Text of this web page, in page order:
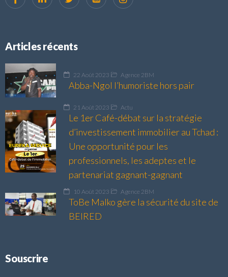
Articles récents
22 Août 2023 Agence 2BM
Abba-Ngol l’humoriste hors pair
21 Août 2023 Actu
Le 1er Café-débat sur la stratégie
d’investissement immobilier au Tchad :
Une opportunité pour les
professionnels, les adeptes et le
partenariat gagnant-gagnant
10 Août 2023 Agence 2BM
ToBe Malko gère la sécurité du site de
BEIRED
Souscrire